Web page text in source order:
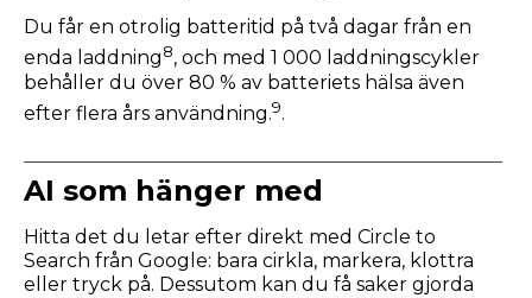
Du får en otrolig batteritid på två dagar från en
enda laddning8, och med 1 000 laddningscykler
behåller du över 80 % av batteriets hälsa även
efter flera års användning.9.
AI som hänger med
Hitta det du letar efter direkt med Circle to
Search från Google: bara cirkla, markera, klottra
eller tryck på. Dessutom kan du få saker gjorda